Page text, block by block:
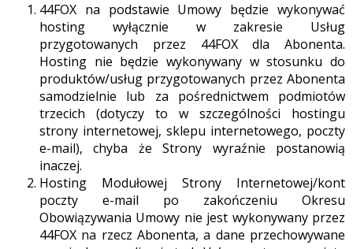
44FOX na podstawie Umowy będzie wykonywać
hosting wyłącznie w zakresie Usług
przygotowanych przez 44FOX dla Abonenta.
Hosting nie będzie wykonywany w stosunku do
produktów/usług przygotowanych przez Abonenta
samodzielnie lub za pośrednictwem podmiotów
trzecich (dotyczy to w szczególności hostingu
strony internetowej, sklepu internetowego, poczty
e-mail), chyba że Strony wyraźnie postanowią
inaczej.
Hosting Modułowej Strony Internetowej/kont
poczty e-mail po zakończeniu Okresu
Obowiązywania Umowy nie jest wykonywany przez
44FOX na rzecz Abonenta, a dane przechowywane